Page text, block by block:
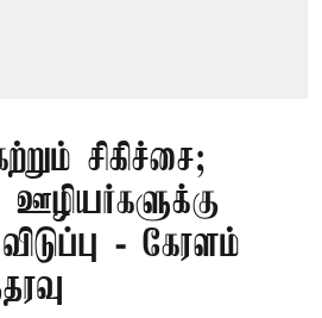
சிகிச்சை;
- கேரளம்